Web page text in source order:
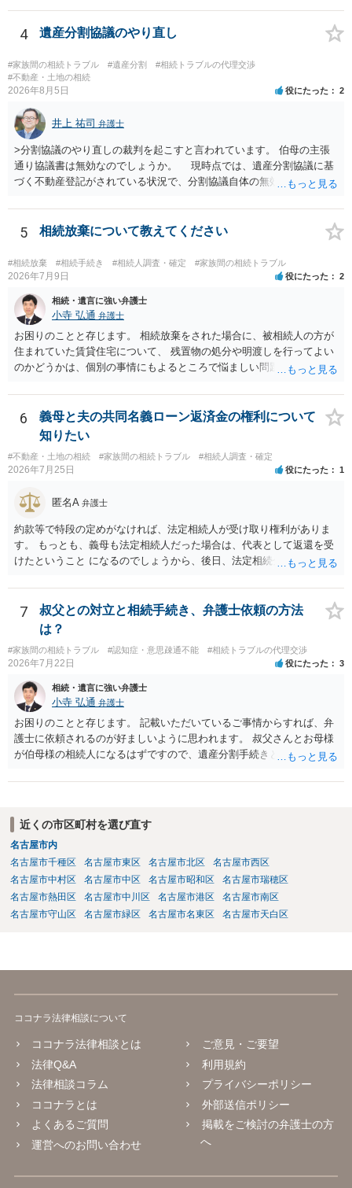
4 遺産分割協議のやり直し
#家族間の相続トラブル #遺産分割
#相続トラブルの代理交渉
#不動産・土地の相続
2026年8月5日 役にたった 2
井上 祐司 弁護士
>分割協議のやり直しの裁判を起こすと言われています。 伯母の主張
通り協議書は無効なのでしょうか。 現時点では、遺産分割協議に基
づく不動産登記がされている状況で、分割協議自体の無効を裁判所が
方の訴訟の主張及び立証次第ですが、 ・御祖母様の認知能力に関する
医師の意見書、筆跡鑑定 が提出されればその効力が否定される可能性
はありますが、 ・伯母様自身が分割協議に加わっていること ・御祖母
様の意に反する遺産分割協議を行う実益が誰にあったかの立証が困難
であること からすると、実際に遺産分割協議の効力が否定される可能
性はそれほど高くない（立証のハードルは非常に高い）ということが
言えると思います。
5 相続放棄について教えてください
#相続放棄 #相続手続き #相続人調査・確定 #家族間の相続トラブル
2026年7月9日 役にたった 2
相続・遺言に強い弁護士
小寺 弘通 弁護士
お困りのことと存じます。 相続放棄をされた場合に、被相続人の方が
住まれていた賃貸住宅について、 残置物の処分や明渡しを行ってよい
のかどうかは、個別の事情にもよるところで悩ましい問題です。 相続
場合、 「相続財産を処分」したと評価され、相続放棄が無効となるリ
スクが一応あるからです。 ただし、実際には、自宅内にめぼしい財産
がなく、滞納賃料が増え続けるのを止めるため、 解約をして鍵を返却
してしまうというケースもそれなりにあります。 また、お母様の通帳
や印鑑などは現に保管されているのであれば、 そのまま保管されてお
いた方が良いかと思います。 相続人全員が相続放棄された場合には、
相続財産清算人が選任される場合があり、 その場合には当該清算人に
引き継いでいただくことになります。 ちなみに前提として、お母様の
お姉さんがご存命である以上、 その子（甥、姪）にはそもそも相続権
は発生しないので、甥姪の方々は相続放棄は不要になると考えられま
す。 明確にお答えができずに申し訳ありませんが、以上ご参考にして
6
義母と夫の共同名義ローン返済金の権利について
知りたい
#不動産・土地の相続 #家族間の相続トラブル #相続人調査・確定
2026年7月25日 役にたった 1
匿名A 弁護士
約款等で特段の定めがなければ、法定相続人が受け取り権利がありま
す。 もっとも、義母も法定相続人だった場合は、代表として返還を受
けたということ になるのでしょうから、後日、法定相続分に基づいて
7
叔父との対立と相続手続き、弁護士依頼の方法
は？
#家族間の相続トラブル #認知症・意思疎通不能 #相続トラブルの代理交渉
2026年7月22日 役にたった 3
相続・遺言に強い弁護士
小寺 弘通 弁護士
お困りのことと存じます。 記載いただいているご事情からすれば、弁
護士に依頼されるのが好ましいように思われます。 叔父さんとお母様
が伯母様の相続人になるはずですので、遺産分割手続きという形でお
に呼ばれなかったことについて慰謝料を請求する」と言ってこられて
しょうから、こちらから積極的に動く必要はないように見受けられま
す。 仮に訴訟を起こされるなどした場合には、遺産分割手続きで依頼
される弁護士の方に対応をお願いするのが良いのではないでしょう
か。 以上ご参考にしていただければ幸いです。
近くの市区町村を選び直す
名古屋市内
名古屋市千種区
名古屋市東区 名古屋市北区
名古屋市西区
名古屋市中村区
名古屋市中区 名古屋市昭和区
名古屋市瑞穂区
名古屋市熱田区
名古屋市中川区 名古屋市港区
名古屋市南区
名古屋市守山区
名古屋市緑区 名古屋市名東区 名古屋市天白区
ココナラ法律相談について
ココナラ法律相談とは
法律Q&A
法律相談コラム
ココナラとは
よくあるご質問
運営へのお問い合わせ
ご意見・ご要望
利用規約
プライバシーポリシー
外部送信ポリシー
掲載をご検討の弁護士の方
へ